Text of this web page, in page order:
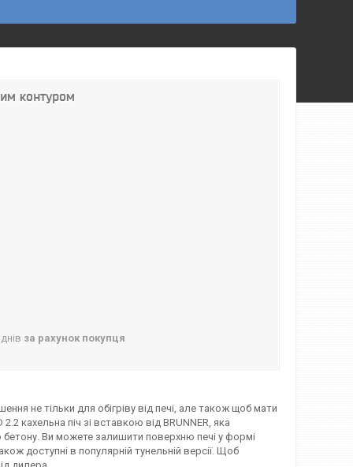
контуром
за рахунок покупця
не тільки для обігріву від печі, але також щоб мати
кахельна піч зі вставкою від BRUNNER, яка
Ви можете залишити поверхню печі у формі
доступні в популярній тунельній версії. Щоб